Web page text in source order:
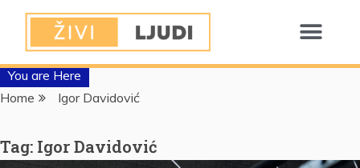
You are Here
Home
Igor Davidović
Tag: Igor Davidović